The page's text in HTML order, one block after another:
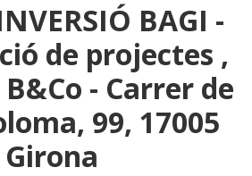
BAGI -
de projectes ,
- Carrer de
99, 17005
Girona